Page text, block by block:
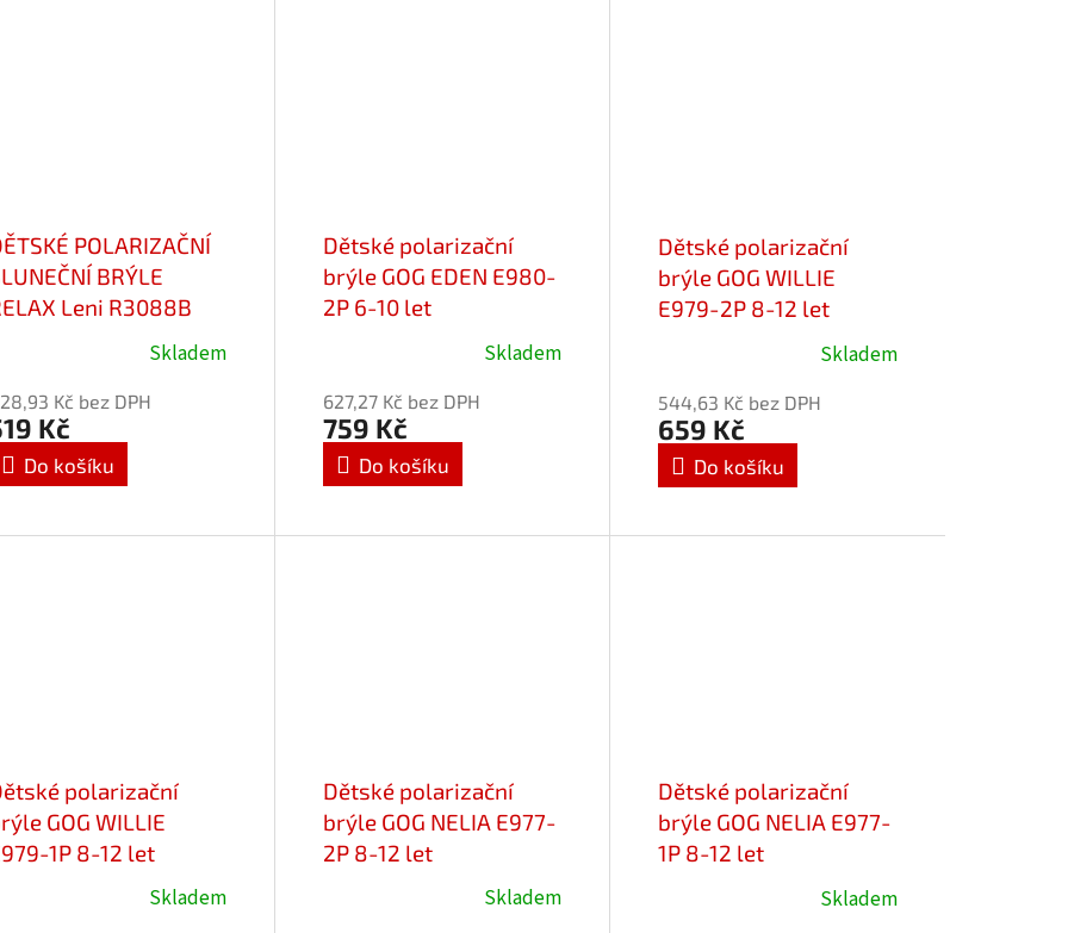
POLARIZAČNÍ
BRÝLE
Leni R3088B
5,0
Skladem
Kč bez DPH
Kč
Do košíku
Dětské polarizační
brýle GOG EDEN E980-
2P 6-10 let
produktu
je
5,0
Skladem
627,27 Kč bez DPH
759 Kč
Do košíku
Dětské polarizační
brýle GOG WILLIE
E979-2P 8-12 let
produktu
je
5,0
z
Skladem
544,63 Kč bez DPH
659 Kč
Do košíku
polarizační
GOG WILLIE
1P 8-12 let
Skladem
Dětské polarizační
brýle GOG NELIA E977-
2P 8-12 let
Skladem
Dětské polarizační
brýle GOG NELIA E977-
1P 8-12 let
Skladem